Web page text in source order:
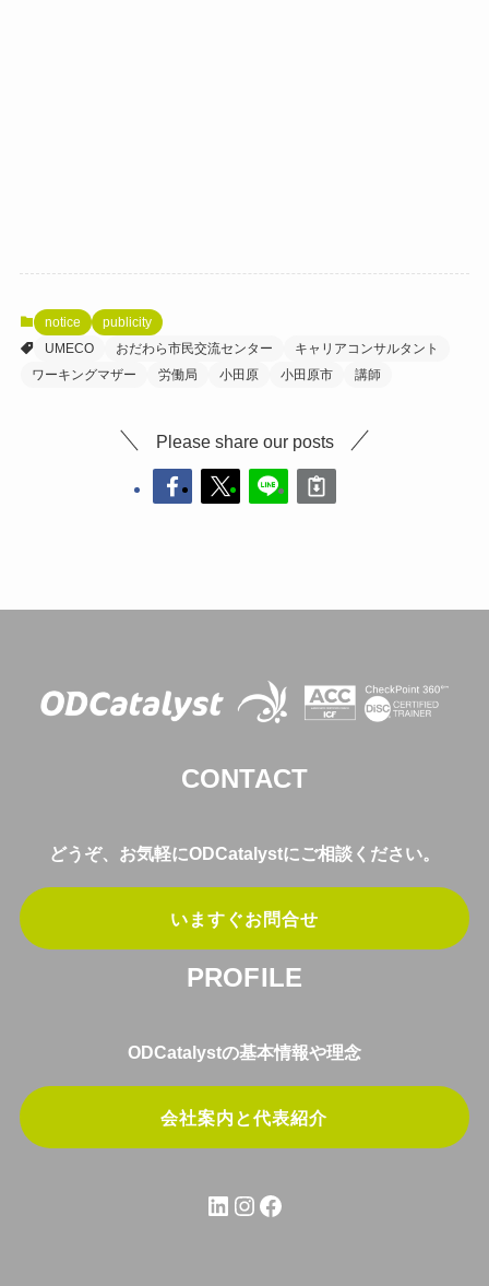
notice
publicity
UMECO
おだわら市民交流センター
キャリアコンサルタント
ワーキングマザー
労働局 小田原 小田原市 講師
Please share our posts
CONTACT
どうぞ、お気軽にODCatalystにご相談ください。
いますぐお問合せ
PROFILE
ODCatalystの基本情報や理念
会社案内と代表紹介
LinkedIn
Instagram
Facebook